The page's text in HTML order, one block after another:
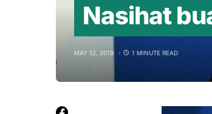
Nasihat
MAY 12, 2019 1 MINUTE READ